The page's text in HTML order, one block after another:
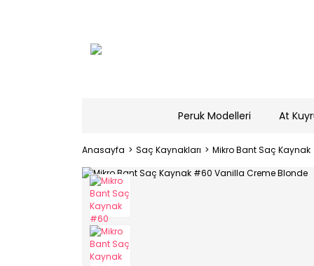
Peruk Modelleri At
Anasayfa Saç Kaynakları Mikro Bant Saç Kaynak